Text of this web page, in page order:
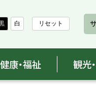
白 リセット
健康・福祉 観光